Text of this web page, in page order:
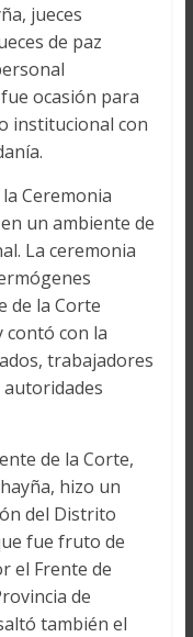
jueces
de paz
ocasión para
institucional con
Ceremonia
un ambiente de
La ceremonia
de la Corte
contó con la
trabajadores
autoridades
de la Corte,
hizo un
del Distrito
fue fruto de
el Frente de
de
también el